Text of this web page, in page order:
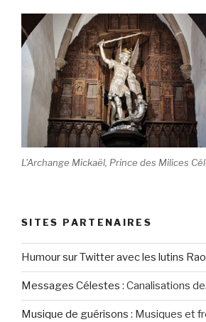
L'Archange Mickaël, Prince des Milices
SITES PARTENAIRES
Humour sur Twitter avec les lutins
Messages Célestes : Canalisations
Musique de guérisons : Musiques et